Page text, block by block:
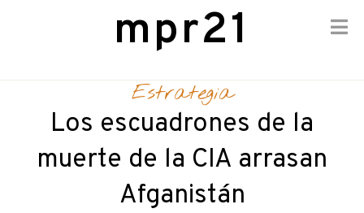
mpr21
Estrategia
Los escuadrones de la
muerte de la CIA arrasan
Afganistán